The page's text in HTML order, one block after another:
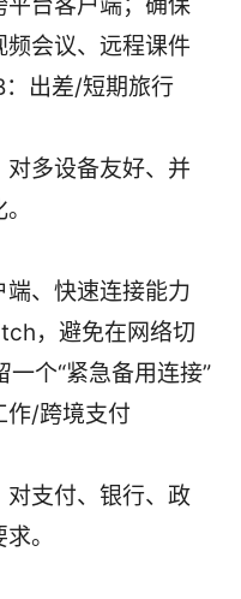
会议、远程课件
出差/短期旅行
多设备友好、并
、快速连接能力
，避免在网络切
个“紧急备用连接”
作/跨境支付
支付、银行、政
。